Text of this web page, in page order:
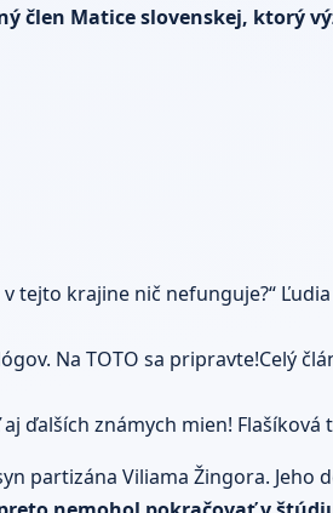
člen Matice slovenskej,
tejto krajine nič nefunguje?“
Na TOTO sa pripravte!Celý
ďalších známych mien!
partizána Viliama Žingora.